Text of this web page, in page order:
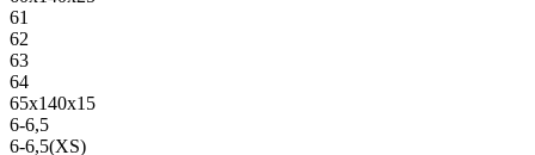
61
62
63
64
65х140х15
6-6,5
6-6,5(XS)